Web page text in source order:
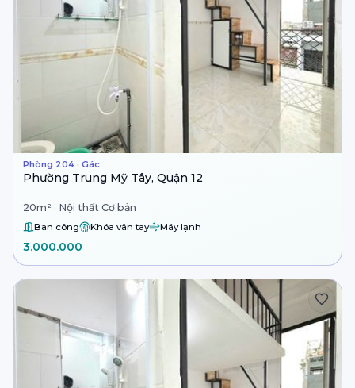
Phòng 204 · Gác
Phường Trung Mỹ Tây, Quận 12
20m² · Nội thất Cơ bản
Ban công Khóa vân tay Máy lạnh
3.000.000